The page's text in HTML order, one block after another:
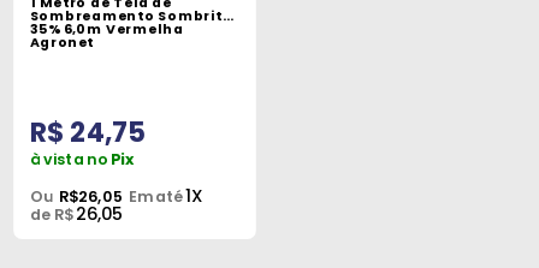
Sombreamento Sombrite
35% 6,0m Vermelha
Agronet
R$ 24,75
à vista no Pix
Ou R$26,05 Em até1X
de R$26,05